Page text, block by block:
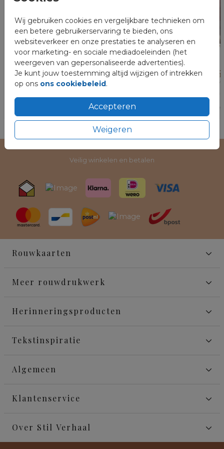
Wij gebruiken cookies en vergelijkbare technieken om
een betere gebruikerservaring te bieden, ons
websiteverkeer en onze prestaties te analyseren en
voor marketing- en sociale mediadoeleinden (het
weergeven van gepersonaliseerde advertenties).
Je kunt jouw toestemming altijd wijzigen of intrekken
op ons ons cookiebeleid.
Accepteren
Weigeren
Veilig winkelen en betalen
Rouwkaarten
Meer rouwdrukwerk
Herinneringsproducten
Tekstinspiratie
Algemeen
Klantenservice
Over Stil Verhaal